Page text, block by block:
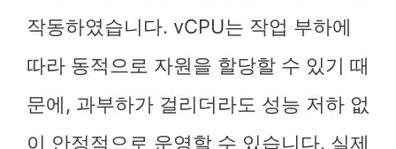
작동하였습니다. vCPU는 작업 부하에
따라 동적으로 자원을 할당할 수 있기 때
문에, 과부하가 걸리더라도 성능 저하 없
이 안정적으로 운영할 수 있습니다. 실제